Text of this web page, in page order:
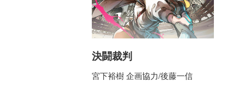
決闘裁判
宮下裕樹 企画協力/後藤一信